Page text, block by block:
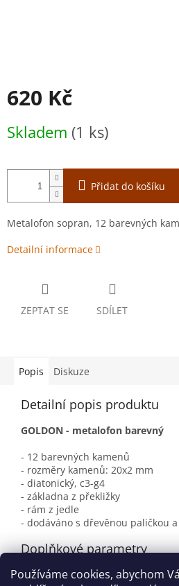
Používáme cookies, abychom
620 Kč
cena:
Skladem (1 ks)
Přidat do košíku
Metalofon sopran, 12 barevných
Detailní informace
ZEPTAT SE SDÍLET
Popis Diskuze
Detailní popis produktu
GOLDON - metalofon barevný
- 12 barevných kamenů
- rozměry kamenů: 20x2 mm
- diatonický, c3-g4
- základna z překližky
- rám z jedle
- dodáváno s dřevěnou paličkou
Doplňkové parametry
Kategorie: Metalofony